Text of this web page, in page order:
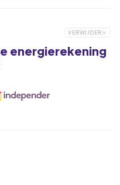
VERWIJDER
energierekening